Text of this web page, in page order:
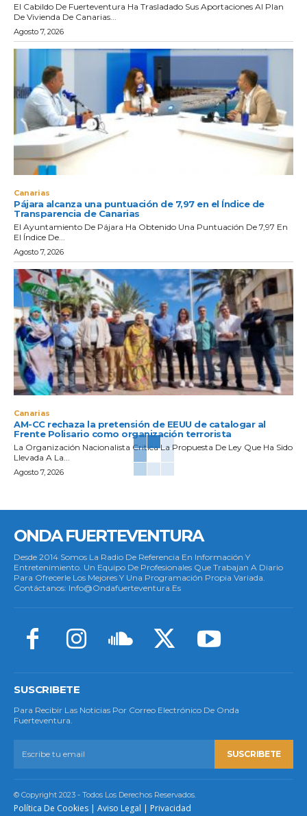
El Cabildo De Fuerteventura Ha Trasladado Sus Aportaciones Al Plan
De Vivienda De Canarias...
Agosto 7, 2026
Canarias
Pájara alcanza una puntuación de 7,97 en el Índice de
Transparencia de Canarias
El Ayuntamiento De Pájara Ha Obtenido Una Puntuación De 7,97 En
El Índice De...
Agosto 7, 2026
Canarias
AM-CC rechaza la pretensión de EEUU de catalogar al
Frente Polisario como organización terrorista
La Organización Nacionalista Critica La Propuesta De Ley Que Ha Sido
Llevada A La...
Agosto 7, 2026
ONDA FUERTEVENTURA
Desde 2014 Somos La Radio De Referencia En Información Y
Entretenimiento. Un Equipo De Profesionales Que Trabajan A Diario
Para Ofrecerle Los Mejores Y Una Programación Propia Variada.
Contáctanos: Info@ondafuerteventura.es
SUSCRIBETE
Para Recibir Las Noticias Por Correo Electrónico De Onda
Fuerteventura.
SUSCRIBETE
© Copyright 2023 - Todos Los Derechos Reservados.
Política De Cookies | Aviso Legal | Privacidad